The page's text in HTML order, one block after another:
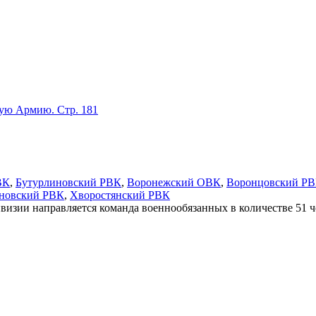
Армию. Стр. 181
, Бутурлиновский РВК, Воронежский ОВК, Воронцовский
РВК, Хворостянский РВК
направляется команда военнообязанных в количестве 51